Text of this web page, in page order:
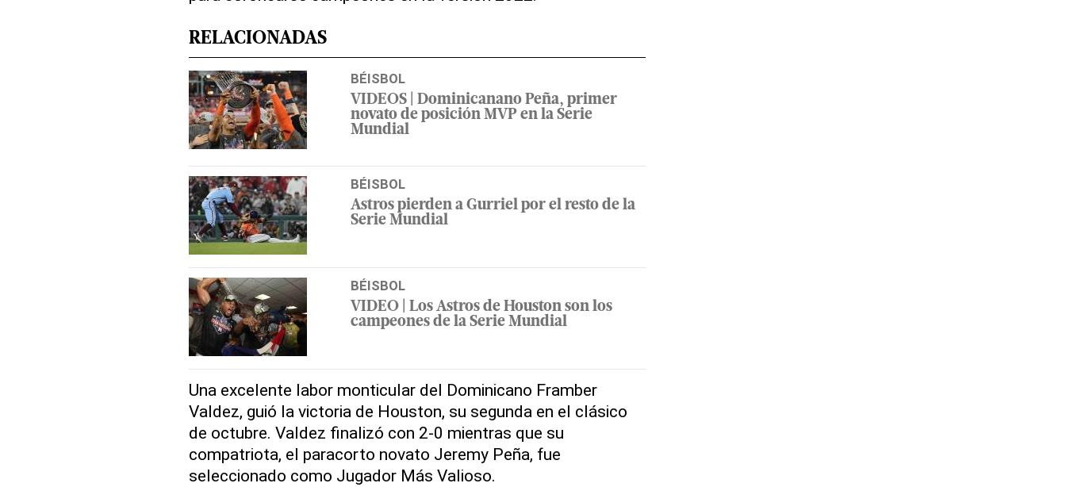
RELACIONADAS
BÉISBOL
VIDEOS | Dominicanano Peña, primer
novato de posición MVP en la Serie
Mundial
BÉISBOL
Astros pierden a Gurriel por el resto de la
Serie Mundial
BÉISBOL
VIDEO | Los Astros de Houston son los
campeones de la Serie Mundial
Una excelente labor monticular del Dominicano Framber
Valdez, guió la victoria de Houston, su segunda en el clásico
de octubre. Valdez finalizó con 2-0 mientras que su
compatriota, el paracorto novato Jeremy Peña, fue
seleccionado como Jugador Más Valioso.